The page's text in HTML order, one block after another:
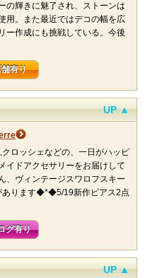
の輝きに魅了され、ストーンは
用。また最近ではデコの幅を広
ー作成にも挑戦している。今後
有り
UP ▲
ロッシェなどの、一日がハッピ
イドアクセサリーをお届けして
、ヴィンテージスワロフスキー
あります◆*◆5/19新作ピアス2点
グ有り
UP ▲